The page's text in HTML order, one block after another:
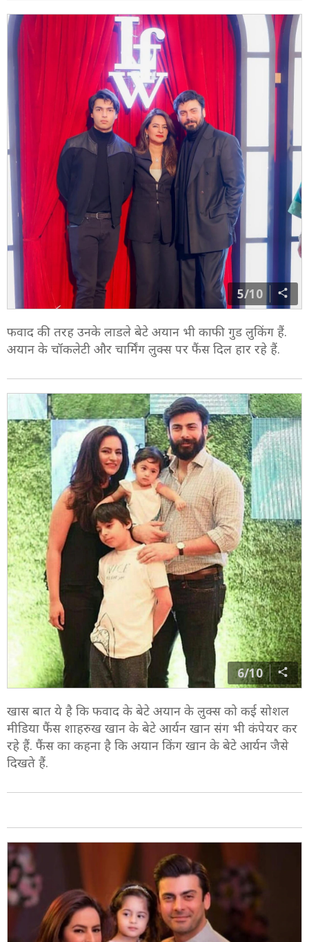
4/10
बेटे अयान संग फवाद खान को देखकर फैंस एक पल के लिए हैरान
रह गए, क्योंकि फवाद के बेटे काफी बड़े हो गए हैं. अयान की हाइट
भी लगभग फवाद के बराबर ही है.
5/10
फवाद की तरह उनके लाडले बेटे अयान भी काफी गुड लुकिंग हैं.
अयान के चॉकलेटी और चार्मिंग लुक्स पर फैंस दिल हार रहे हैं.
खास बात ये है कि फवाद के बेटे अयान के लुक्स को कई सोशल
मीडिया फैंस शाहरुख खान के बेटे आर्यन खान संग भी कंपेयर कर
रहे हैं. फैंस का कहना है कि अयान किंग खान के बेटे आर्यन जैसे
दिखते हैं.